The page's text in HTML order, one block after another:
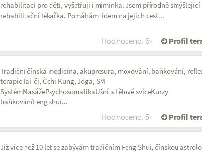
rehabilitaci pro děti, vyšetřuji i miminka. Jsem přírodně smýšlející
rehabilitační lékařka. Pomáhám lidem na jejich cest...
Hodnoceno: 6× Profil
Tradiční čínská medicína, akupresura, moxování, baňkování,
terapieTai-či, Čchi Kung, Jóga, SM
SystémMasážePsychosomatikaUšní a tělové svíceKurzy
baňkováníFeng shui...
Hodnoceno: 5× Profil
Již více než 10 let se zabývám tradičním Feng Shui, čínskou